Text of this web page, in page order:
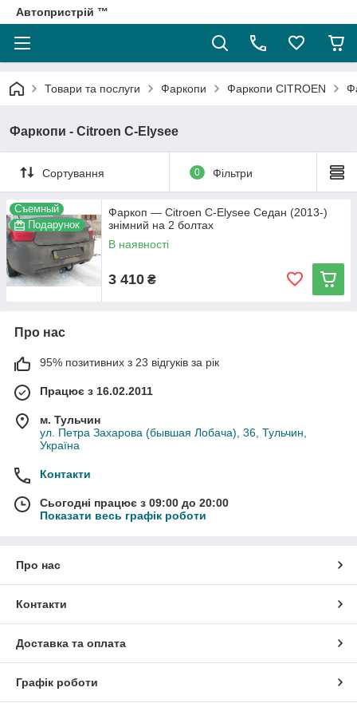
Автопристрій ™
Товари та послуги Фаркопи Фаркопи CITROEN
Фаркопи - Citroen C-Elysee
Сортування 0 Фільтри
Съемный
Подарунок
Фаркоп — Citroen C-Elysee Седан (2013-)
знімний на 2 болтах
В наявності
3 410 ₴
Про нас
95% позитивних з 23 відгуків за рік
Працює з 16.02.2011
м. Тульчин
ул. Петра Захарова (бывшая Лобача), 36, Тульчин,
Україна
Контакти
Сьогодні працює з 09:00 до 20:00
Показати весь графік роботи
Про нас
Контакти
Доставка та оплата
Графік роботи